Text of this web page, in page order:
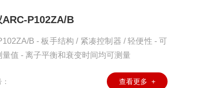
P102ZA/B
B - 板手结构 / 紧凑控制器 / 轻便性 - 可
值 - 离子平衡和衰变时间均可测量
查看更多 +